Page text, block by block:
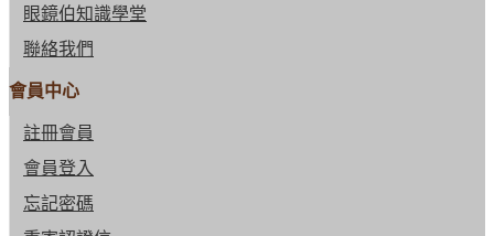
眼鏡伯知識學堂
聯絡我們
會員中心
註冊會員
會員登入
忘記密碼